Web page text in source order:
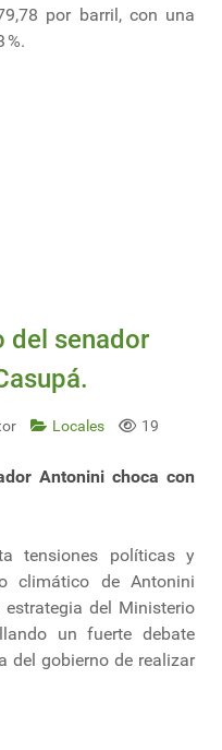
por barril, con una
%.
del senador
Locales 19
Antonini choca con
tensiones políticas y
climático de Antonini
del Ministerio
un fuerte debate
del gobierno de realizar